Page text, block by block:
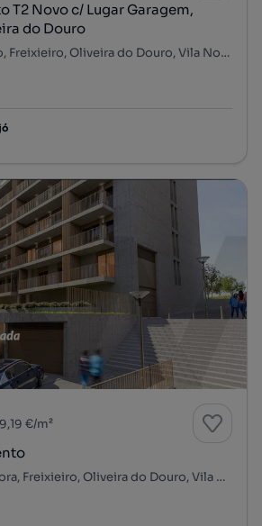
T2 Novo c/ Lugar Garagem,
do Douro
Rua José Saramago, Freixieiro, Oliveira do Douro, Vila Nova de Gaia, Porto
€/m²
Rua Fernando Namora, Freixieiro, Oliveira do Douro, Vila Nova de Gaia, Porto